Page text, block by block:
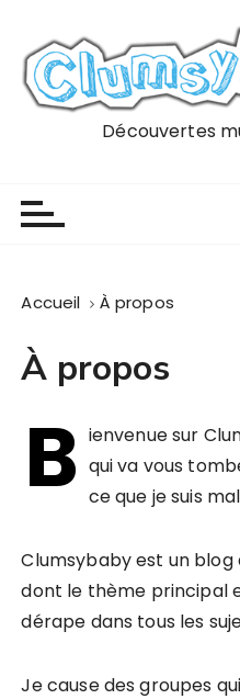
Découvertes
Accueil À propos
À propos
B ienvenue sur
qui va vous
ce que je suis
Clumsybaby est un
dont le thème principal
dérape dans tous les
Je cause des groupes